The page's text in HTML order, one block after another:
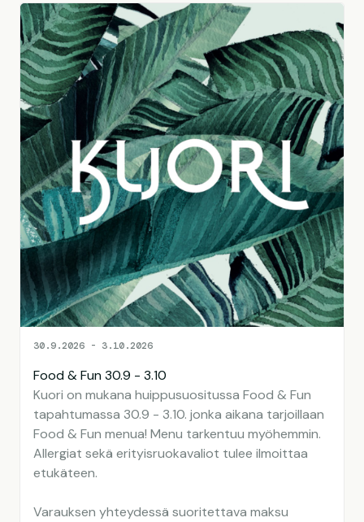
30.9.2026 - 3.10.2026
Food & Fun 30.9 - 3.10
Kuori on mukana huippusuositussa Food & Fun
tapahtumassa 30.9 - 3.10. jonka aikana tarjoillaan
Food & Fun menua! Menu tarkentuu myöhemmin.
Allergiat sekä erityisruokavaliot tulee ilmoittaa
etukäteen.
Varauksen yhteydessä suoritettava maksu